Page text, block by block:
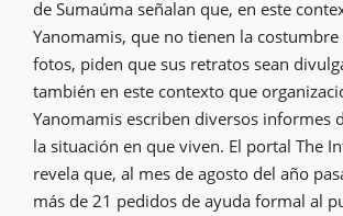
de Sumaúma señalan que, en este
Yanomamis, que no tienen la costumbre
fotos, piden que sus retratos sean
también en este contexto que
Yanomamis escriben diversos informes
la situación en que viven. El portal The
revela que, al mes de agosto del año
más de 21 pedidos de ayuda formal al